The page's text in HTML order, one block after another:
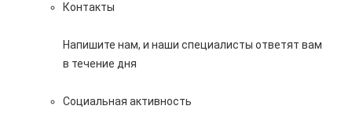
Контакты
Напишите нам, и наши специалисты ответят вам
в течение дня
Социальная активность